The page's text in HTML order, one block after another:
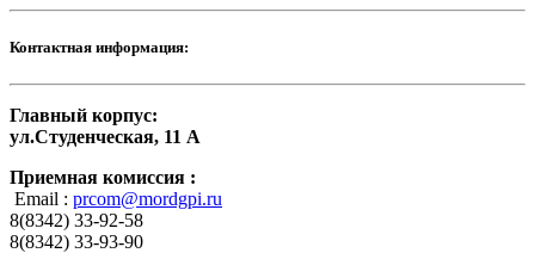
Контактная информация:
Главный корпус:
ул.Студенческая, 11 А
Приемная комиссия :
Email : prcom@mordgpi.ru
8(8342) 33-92-58
8(8342) 33-93-90